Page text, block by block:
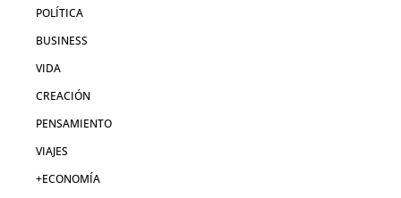
POLÍTICA
BUSINESS
VIDA
CREACIÓN
PENSAMIENTO
VIAJES
+ECONOMÍA